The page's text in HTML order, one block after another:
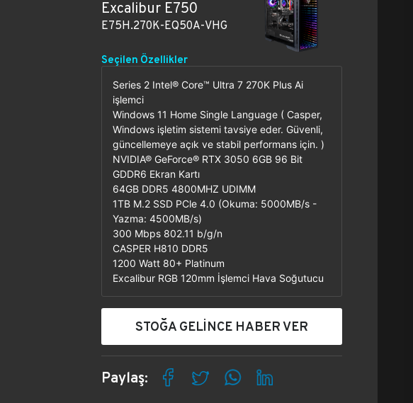
Excalibur E750
E75H.270K-EQ50A-VHG
Seçilen Özellikler
Series 2 Intel® Core™ Ultra 7 270K Plus Ai
işlemci
Windows 11 Home Single Language ( Casper,
Windows işletim sistemi tavsiye eder. Güvenli,
güncellemeye açık ve stabil performans için. )
NVIDIA® GeForce® RTX 3050 6GB 96 Bit
GDDR6 Ekran Kartı
64GB DDR5 4800MHZ UDIMM
1TB M.2 SSD PCle 4.0 (Okuma: 5000MB/s -
Yazma: 4500MB/s)
300 Mbps 802.11 b/g/n
CASPER H810 DDR5
1200 Watt 80+ Platinum
Excalibur RGB 120mm İşlemci Hava Soğutucu
STOĞA GELİNCE HABER VER
Paylaş: